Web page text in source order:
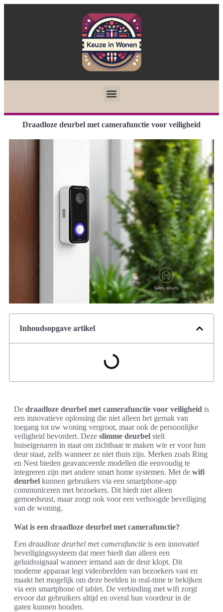
Draadloze deurbel met camerafunctie voor veiligheid
Inhoudsopgave artikel
De draadloze deurbel met camerafunctie voor veiligheid is
een innovatieve oplossing die niet alleen het gemak van
toegang tot uw woning vergroot, maar ook de persoonlijke
veiligheid bevordert. Deze slimme deurbel stelt
huiseigenaren in staat om zichtbaar te maken wie er voor hun
deur staat, zelfs wanneer ze niet thuis zijn. Merken zoals Ring
en Nest bieden geavanceerde modellen die eenvoudig te
integreren zijn met andere smart home systemen. Met de wifi
deurbel kunnen gebruikers via een smartphone-app
communiceren met bezoekers. Dit biedt niet alleen
gemoedsrust, maar zorgt ook voor een verhoogde beveiliging
van de woning.
Wat is een draadloze deurbel met camerafunctie?
Een draadloze deurbel met camerafunctie is een innovatief
beveiligingssysteem dat meer biedt dan alleen een
geluidssignaal wanneer iemand aan de deur klopt. Dit
moderne apparaat legt videobeelden van bezoekers vast en
maakt het mogelijk om deze beelden in real-time te bekijken
via een smartphone of tablet. De verbinding met wifi zorgt
ervoor dat gebruikers altijd en overal hun voordeur in de
gaten kunnen houden.